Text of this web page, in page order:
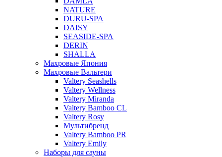
NATURE
DURU-SPA
DAISY
SEASIDE-SPA
DERIN
SHALLA
Махровые Япония
Махровые Вальтери
Valtery Seashells
Valtery Wellness
Valtery Miranda
Valtery Bamboo CL
Valtery Rosy
Мультибренд
Valtery Bamboo PR
Valtery Emily
Наборы для сауны